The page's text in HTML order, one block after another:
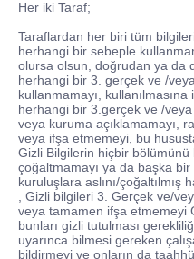
Her iki Taraf;
Taraflardan her biri tüm
herhangi bir sebeple
olursa olsun, doğrudan ya da
herhangi bir 3. gerçek ve /
kullanmamayı,
herhangi bir 3.gerçek ve /
veya kuruma açıklamamayı,
veya ifşa etmemeyi, bu
Gizli Bilgilerin hiçbir bölümünü
çoğaltmamayı ya da başka
kuruluşlara aslını/
, Gizli bilgileri 3. Gerçek ve/
veya tamamen ifşa etmemeyi
bunları gizli tutulması
uyarınca bilmesi gereken
bildirmeyi ve onların da